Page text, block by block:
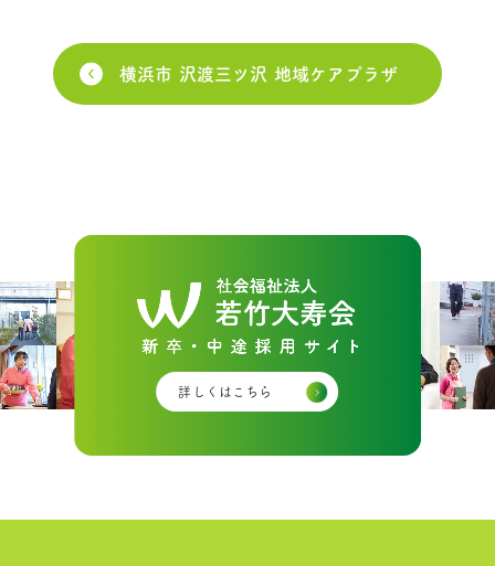
横浜市 沢渡三ツ沢 地域ケアプラザ
詳しくはこちら